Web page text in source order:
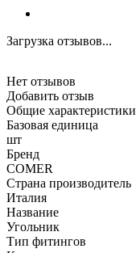
Загрузка отзывов...
Нет отзывов
Добавить отзыв
Общие характеристики
Базовая единица
шт
Бренд
COMER
Страна производитель
Италия
Название
Угольник
Тип фитингов